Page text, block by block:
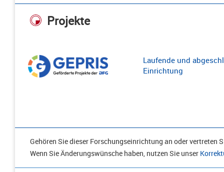
Projekte
Laufende und
Einrichtung
Gehören Sie dieser Forschungseinrichtung an oder vertreten
Wenn Sie Änderungswünsche haben, nutzen Sie unser